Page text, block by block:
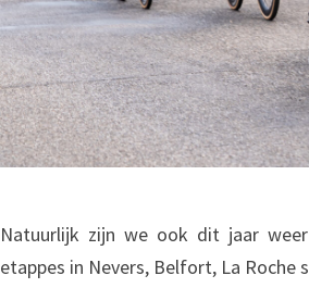
Natuurlijk zijn we ook dit jaar
etappes in Nevers, Belfort, La Roche